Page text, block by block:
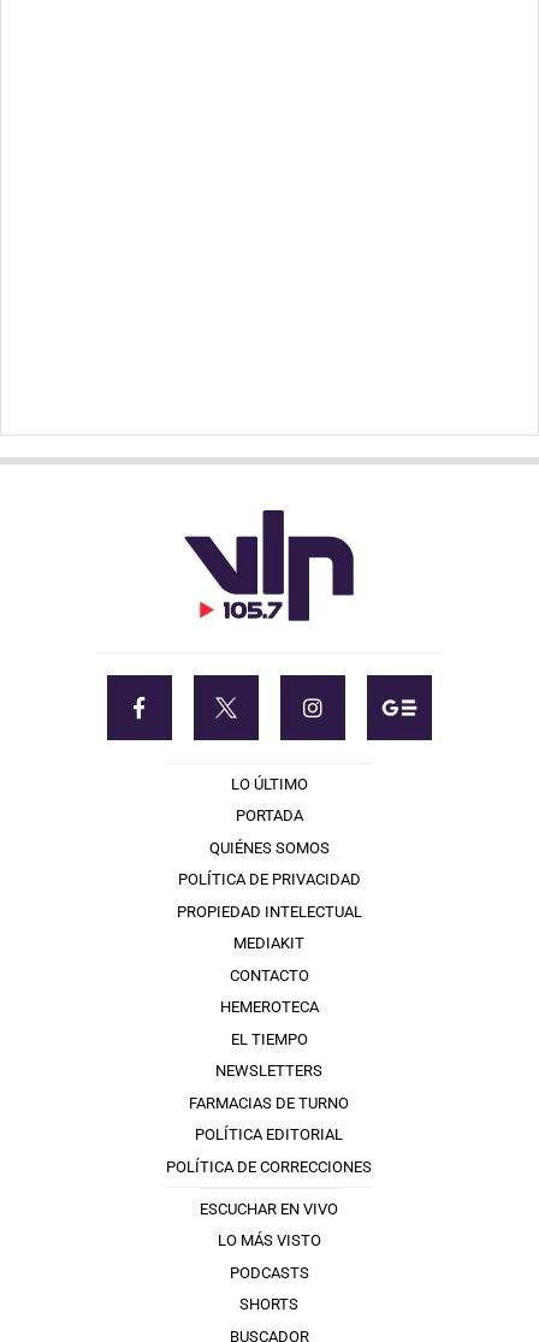
LO ÚLTIMO
PORTADA
QUIÉNES SOMOS
POLÍTICA DE PRIVACIDAD
PROPIEDAD INTELECTUAL
MEDIAKIT
CONTACTO
HEMEROTECA
EL TIEMPO
NEWSLETTERS
FARMACIAS DE TURNO
POLÍTICA EDITORIAL
POLÍTICA DE CORRECCIONES
ESCUCHAR EN VIVO
LO MÁS VISTO
PODCASTS
SHORTS
BUSCADOR